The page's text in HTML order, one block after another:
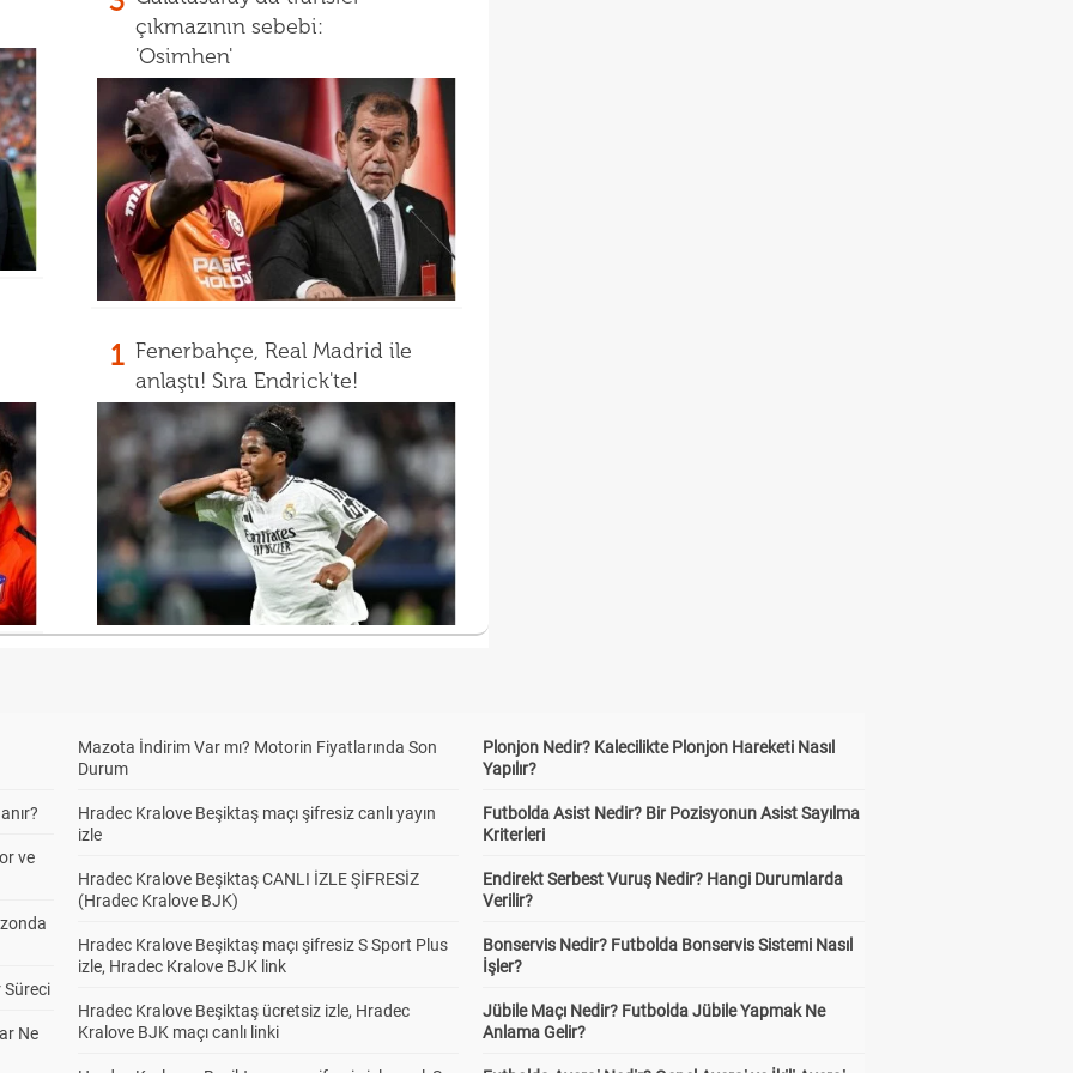
çıkmazının sebebi:
'Osimhen'
1 Fenerbahçe, Real Madrid ile
anlaştı! Sıra Endrick'te!
ve
Süreci
Ne
Mazota İndirim Var mı? Motorin Fiyatlarında Son
Durum
Hradec Kralove Beşiktaş maçı şifresiz canlı yayın
izle
Hradec Kralove Beşiktaş CANLI İZLE ŞİFRESİZ
(Hradec Kralove BJK)
Hradec Kralove Beşiktaş maçı şifresiz S Sport Plus
izle, Hradec Kralove BJK link
Hradec Kralove Beşiktaş ücretsiz izle, Hradec
Kralove BJK maçı canlı linki
Plonjon Nedir? Kalecilikte Plonjon Hareketi Nasıl
Yapılır?
Futbolda Asist Nedir? Bir Pozisyonun Asist Sayılma
Kriterleri
Endirekt Serbest Vuruş Nedir? Hangi Durumlarda
Verilir?
Bonservis Nedir? Futbolda Bonservis Sistemi Nasıl
İşler?
Jübile Maçı Nedir? Futbolda Jübile Yapmak Ne
Anlama Gelir?